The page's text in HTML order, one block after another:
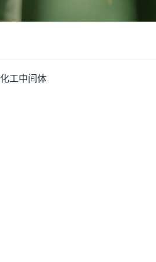
化工中间体